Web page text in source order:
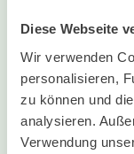
Diese Webseite
Wir verwenden
personalisieren,
zu können und
analysieren.
Verwendung